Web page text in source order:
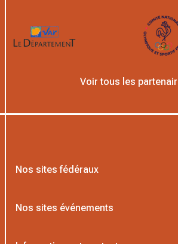
Voir tous les
Nos sites fédéraux
Nos sites événements